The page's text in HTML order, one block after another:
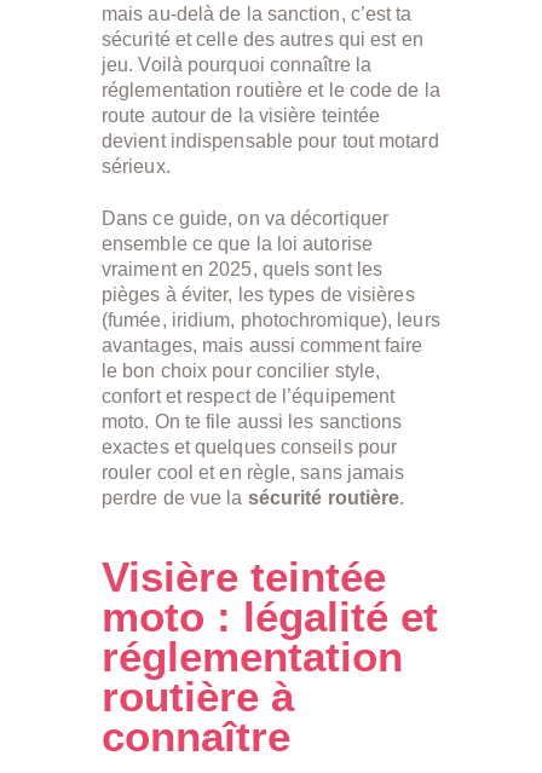
mais au-delà de la sanction, c’est ta
sécurité et celle des autres qui est en
jeu. Voilà pourquoi connaître la
réglementation routière et le code de la
route autour de la visière teintée
devient indispensable pour tout motard
sérieux.
Dans ce guide, on va décortiquer
ensemble ce que la loi autorise
vraiment en 2025, quels sont les
pièges à éviter, les types de visières
(fumée, iridium, photochromique), leurs
avantages, mais aussi comment faire
le bon choix pour concilier style,
confort et respect de l’équipement
moto. On te file aussi les sanctions
exactes et quelques conseils pour
rouler cool et en règle, sans jamais
perdre de vue la sécurité routière.
Visière teintée
moto : légalité et
réglementation
routière à
connaître